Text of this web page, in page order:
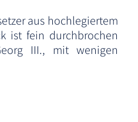
aus hochlegiertem
ist fein durchbrochen
III., mit wenigen